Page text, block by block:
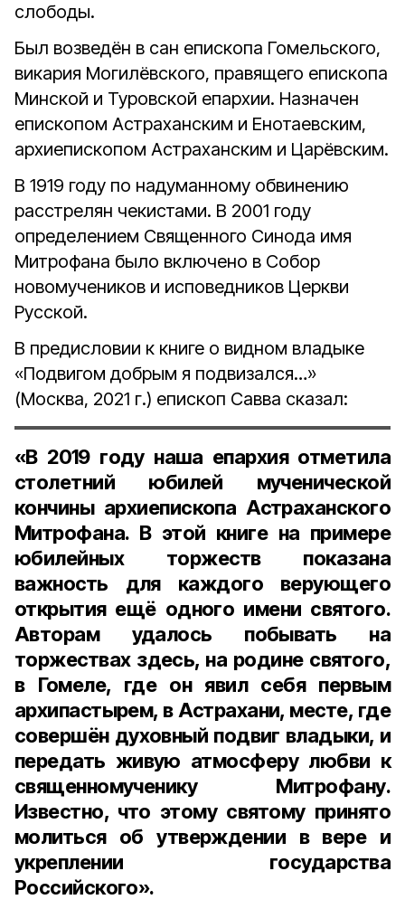
слободы.
Был возведён в сан епископа Гомельского,
викария Могилёвского, правящего епископа
Минской и Туровской епархии. Назначен
епископом Астраханским и Енотаевским,
архиепископом Астраханским и Царёвским.
В 1919 году по надуманному обвинению
расстрелян чекистами. В 2001 году
определением Священного Синода имя
Митрофана было включено в Собор
новомучеников и исповедников Церкви
Русской.
В предисловии к книге о видном владыке
«Подвигом добрым я подвизался…»
(Москва, 2021 г.) епископ Савва сказал:
«В 2019 году наша епархия отметила
столетний юбилей мученической
кончины архиепископа Астраханского
Митрофана. В этой книге на примере
юбилейных торжеств показана
важность для каждого верующего
открытия ещё одного имени святого.
Авторам удалось побывать на
торжествах здесь, на родине святого,
в Гомеле, где он явил себя первым
архипастырем, в Астрахани, месте, где
совершён духовный подвиг владыки, и
передать живую атмосферу любви к
священномученику Митрофану.
Известно, что этому святому принято
молиться об утверждении в вере и
укреплении государства
Российского».